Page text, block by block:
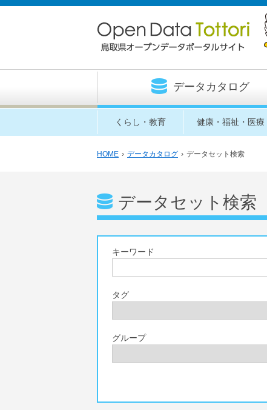
データカタログ
くらし・教育 健康・福祉・医療
HOME › データカタログ › データセット検索
データセット検索
キーワード
タグ
グループ